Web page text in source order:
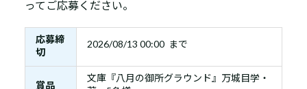
ってご応募ください。
応募締
切
2026/08/13 00:00 まで
賞品
文庫『八月の御所グラウンド』万城目学・